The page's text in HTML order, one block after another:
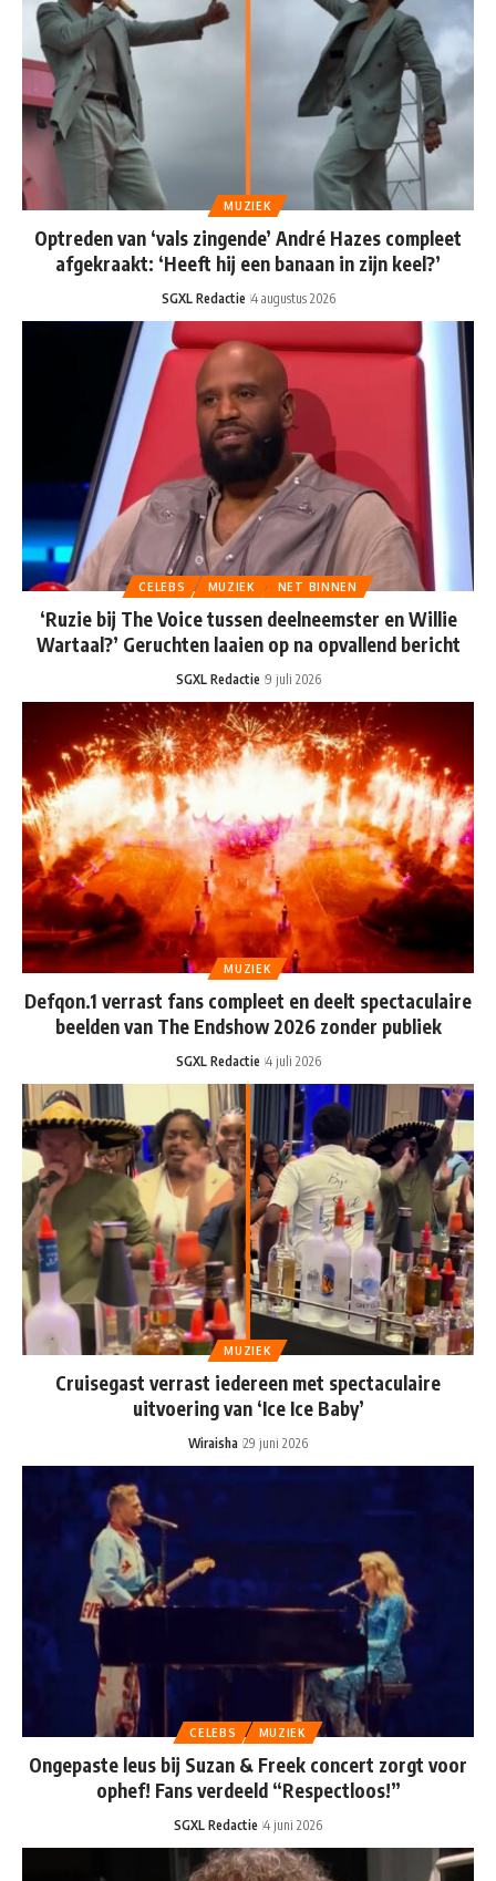
MUZIEK
Optreden van ‘vals zingende’ André Hazes compleet
afgekraakt: ‘Heeft hij een banaan in zijn keel?’
SGXL Redactie 4 augustus 2026
CELEBS MUZIEK NET BINNEN
‘Ruzie bij The Voice tussen deelneemster en Willie
Wartaal?’ Geruchten laaien op na opvallend bericht
SGXL Redactie 9 juli 2026
MUZIEK
Defqon.1 verrast fans compleet en deelt spectaculaire
beelden van The Endshow 2026 zonder publiek
SGXL Redactie 4 juli 2026
MUZIEK
Cruisegast verrast iedereen met spectaculaire
uitvoering van ‘Ice Ice Baby’
Wiraisha 29 juni 2026
CELEBS MUZIEK
Ongepaste leus bij Suzan & Freek concert zorgt voor
ophef! Fans verdeeld “Respectloos!”
SGXL Redactie 4 juni 2026